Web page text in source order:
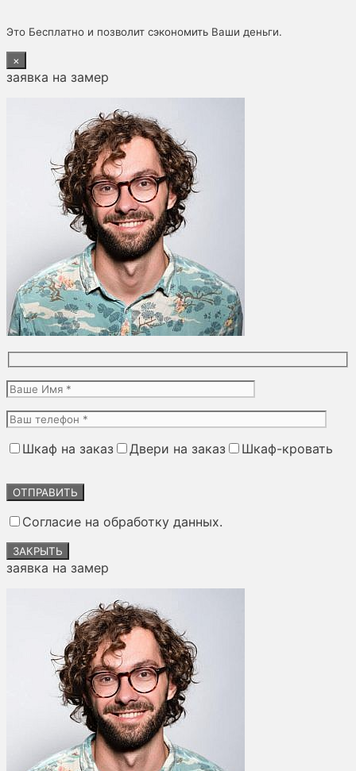
Это Бесплатно и позволит сэкономить Ваши деньги.
×
заявка на замер
Шкаф на заказ Двери на заказ
Шкаф-кровать
это
пустым.
Согласие на обработку данных.
ЗАКРЫТЬ
заявка на замер